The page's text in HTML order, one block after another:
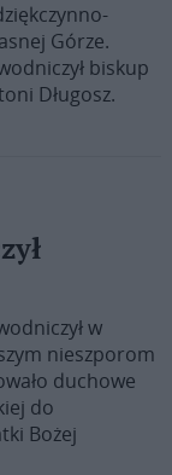
Górze.
biskup
Długosz.
w
nieszporom
duchowe
do
Bożej